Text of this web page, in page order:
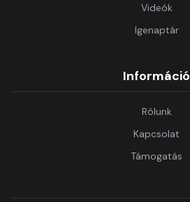
Videók
Igenaptár
Információ
Rólunk
Kapcsolat
Támogatás